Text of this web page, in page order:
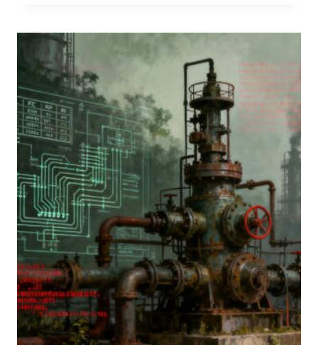
METODO,
MATURITÀ
OPERATIVA